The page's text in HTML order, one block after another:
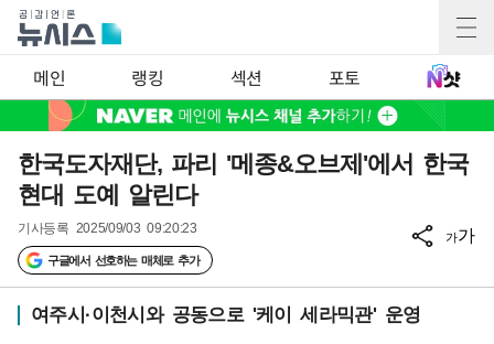
메인 랭킹 섹션 포토
한국도자재단, 파리 '메종&오브제'에서 한국
현대 도예 알린다
기사등록 2025/09/03 09:20:23
구글에서 선호하는 매체로 추가
가가
여주시·이천시와 공동으로 '케이 세라믹관' 운영